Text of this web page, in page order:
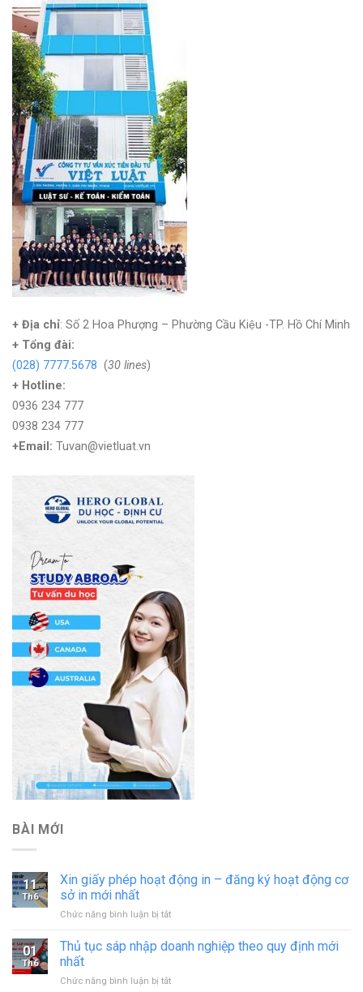
+ Địa chỉ: Số 2 Hoa Phượng – Phường Cầu Kiệu -TP. Hồ Chí Minh
+ Tổng đài:
(028) 7777.5678 (30 lines)
+ Hotline:
0936 234 777
0938 234 777
+Email: Tuvan@vietluat.vn
BÀI MỚI
11
Th6
Xin giấy phép hoạt động in – đăng ký hoạt động cơ
sở in mới nhất
Chức năng bình luận bị tắtở
giấy
động
01
Th6
Thủ tục sáp nhập doanh nghiệp theo quy định mới
nhất
Chức năng bình luận bị tắtở